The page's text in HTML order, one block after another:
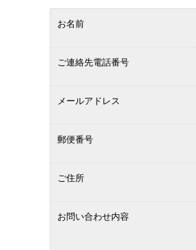
お名前
ご連絡先電話番号
メールアドレス
郵便番号
ご住所
お問い合わせ内容